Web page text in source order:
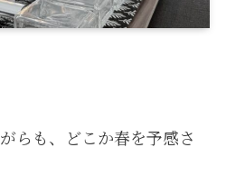
らも、どこか春を予感さ